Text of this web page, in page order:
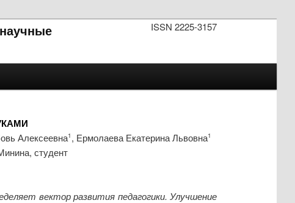
ISSN 2225-3157
Алексеевна1 , Ермолаева Екатерина Львовна1
студент
вектор развития педагогики. Улучшение